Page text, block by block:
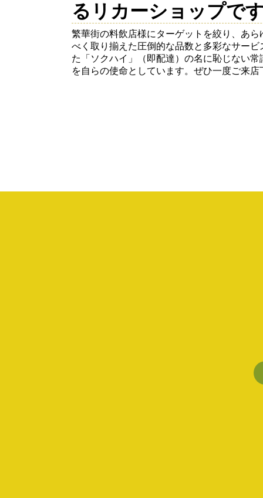
るリカーショップで
繁華街の料飲店様にターゲットを絞り、あ
べく取り揃えた圧倒的な品数と多彩なサー
た「ソクハイ」（即配達）の名に恥じない
を自らの使命としています。ぜひ一度ご来店